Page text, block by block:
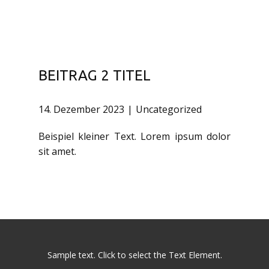
BEITRAG 2 TITEL
14. Dezember 2023 Uncategorized
Beispiel kleiner Text. Lorem ipsum dolor
sit amet.
Sample text. Click to select the Text Element.